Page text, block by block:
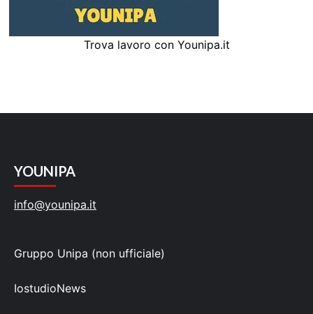
Trova lavoro con Younipa.it
YOUNIPA
info@younipa.it
Gruppo Unipa (non ufficiale)
IostudioNews